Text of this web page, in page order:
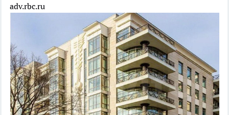
adv.rbc.ru